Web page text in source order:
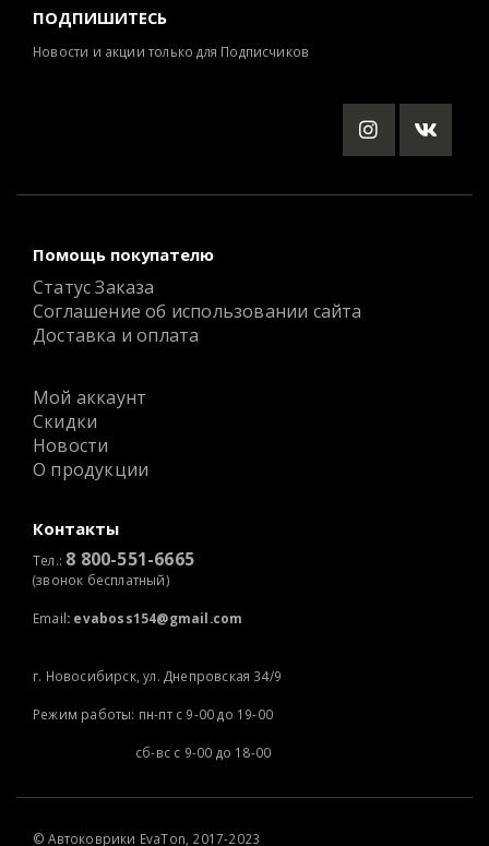
ПОДПИШИТЕСЬ
Новости и акции только для Подписчиков
Помощь покупателю
Статус Заказа
Соглашение об использовании сайта
Доставка и оплата
Мой аккаунт
Скидки
Новости
О продукции
Контакты
Тел.: 8 800-551-6665
(звонок бесплатный)
Email: evaboss154@gmail.com
г. Новосибирск, ул. Днепровская 34/9
Режим работы: пн-пт с 9-00 до 19-00
сб-вс с 9-00 до 18-00
©Автоковрики EvaTon, 2017-2023